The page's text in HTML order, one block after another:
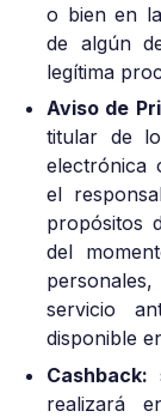
o bien en
de algún
legítima
Aviso de
titular de
electrónica
el
propósitos
del
servicio
disponible
Cashback:
realizará